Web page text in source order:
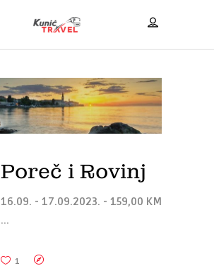
Poreč i Rovinj
16.09. - 17.09.2023. - 159,00 KM
1